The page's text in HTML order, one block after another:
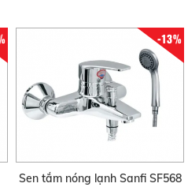
-13%
Sen tắm nóng lạnh Sanfi SF568